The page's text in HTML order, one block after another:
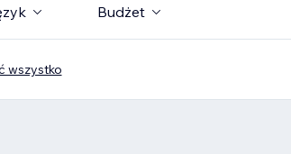
Budżet
wszystko